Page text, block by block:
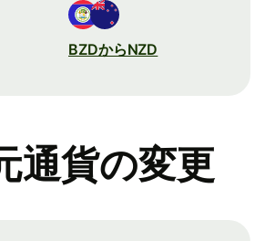
BZDからNZD
通貨の変更